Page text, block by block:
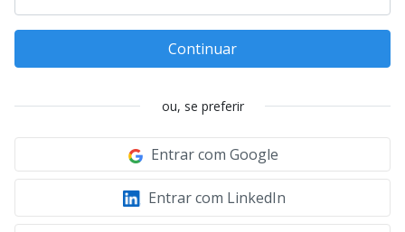
Continuar
ou, se preferir
Entrar com Google
Entrar com LinkedIn